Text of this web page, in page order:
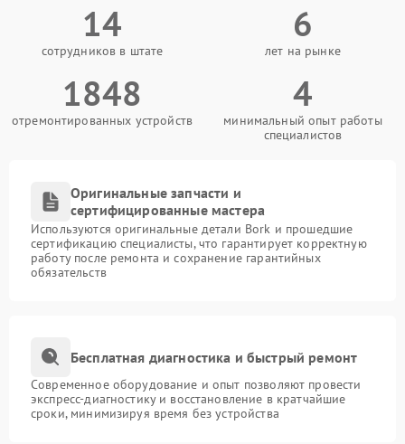
14
сотрудников в штате
6
лет на рынке
1848
отремонтированных устройств
4
минимальный опыт работы
специалистов
Оригинальные запчасти и
сертифицированные мастера
Используются оригинальные детали Bork и прошедшие
сертификацию специалисты, что гарантирует корректную
работу после ремонта и сохранение гарантийных
обязательств
Бесплатная диагностика и быстрый ремонт
Современное оборудование и опыт позволяют провести
экспресс-диагностику и восстановление в кратчайшие
сроки, минимизируя время без устройства